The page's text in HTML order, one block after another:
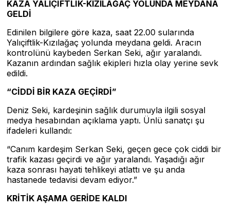
KAZA YALIÇİFTLİK-KIZILAĞAÇ YOLUNDA MEYDANA
GELDİ
Edinilen bilgilere göre kaza, saat 22.00 sularında
Yalıçiftlik-Kızılağaç yolunda meydana geldi. Aracın
kontrolünü kaybeden Serkan Seki, ağır yaralandı.
Kazanın ardından sağlık ekipleri hızla olay yerine sevk
edildi.
“CİDDİ BİR KAZA GEÇİRDİ”
Deniz Seki, kardeşinin sağlık durumuyla ilgili sosyal
medya hesabından açıklama yaptı. Ünlü sanatçı şu
ifadeleri kullandı:
“Canım kardeşim Serkan Seki, geçen gece çok ciddi bir
trafik kazası geçirdi ve ağır yaralandı. Yaşadığı ağır
kaza sonrası hayati tehlikeyi atlattı ve şu anda
hastanede tedavisi devam ediyor.”
KRİTİK AŞAMA GERİDE KALDI